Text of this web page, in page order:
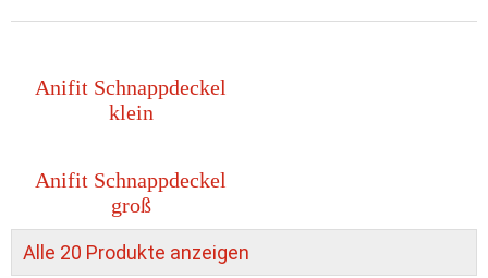
Anifit Schnappdeckel
klein
Anifit Schnappdeckel
groß
Alle 20 Produkte anzeigen